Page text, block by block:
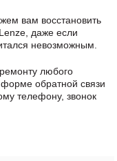
вам восстановить
даже если
невозможным.
любого
обратной связи
телефону, звонок